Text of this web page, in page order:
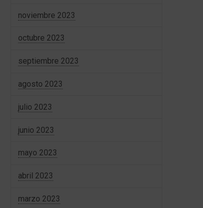
noviembre 2023
octubre 2023
septiembre 2023
agosto 2023
julio 2023
junio 2023
mayo 2023
abril 2023
marzo 2023